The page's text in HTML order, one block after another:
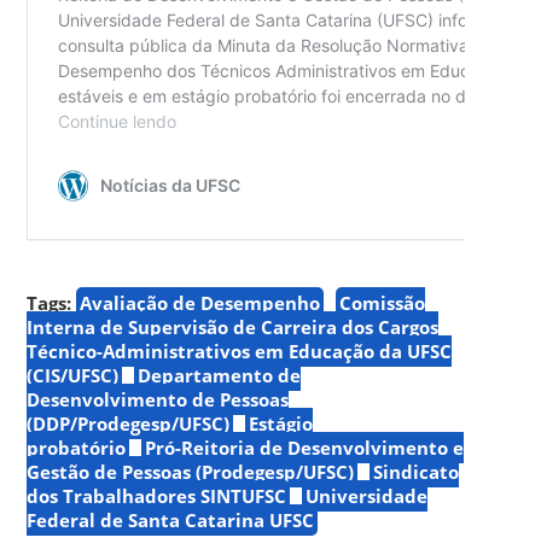
Tags: Avaliação de Desempenho
Comissão
Interna de Supervisão de Carreira dos Cargos
Técnico-Administrativos em Educação da UFSC
(CIS/UFSC)
Departamento de
Desenvolvimento de Pessoas
(DDP/Prodegesp/UFSC)
Estágio
probatório
Pró-Reitoria de Desenvolvimento e
Gestão de Pessoas (Prodegesp/UFSC)
Sindicato
dos Trabalhadores SINTUFSC
Universidade
Federal de Santa Catarina UFSC